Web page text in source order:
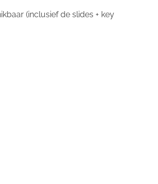
(inclusief de slides + key